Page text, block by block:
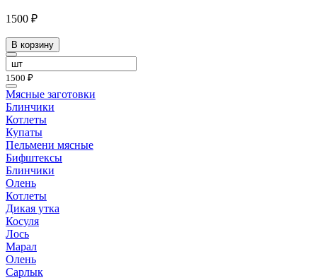
1500 ₽
В корзину
1500 ₽
Мясные заготовки
Блинчики
Котлеты
Купаты
Пельмени мясные
Бифштексы
Блинчики
Олень
Котлеты
Дикая утка
Косуля
Лось
Марал
Олень
Сарлык